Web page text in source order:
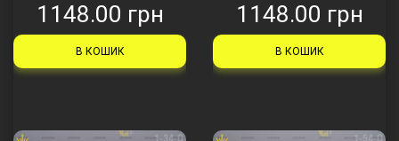
1148.00 грн
В КОШИК
1148.00 грн
В КОШИК